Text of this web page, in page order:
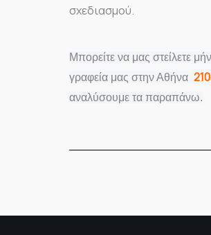
σχεδιασμού.
Mπορείτε να μας στείλετε
γραφεία μας στην Αθήνα
αναλύσουμε τα παραπάνω.